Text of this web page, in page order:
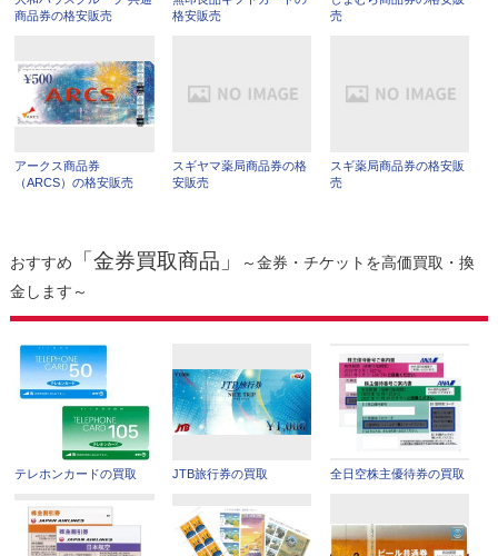
商品券の格安販売
格安販売
売
アークス商品券
（ARCS）の格安販売
スギヤマ薬局商品券の格
安販売
スギ薬局商品券の格安販
売
おすすめ 「金券買取商品」
～金券・チケットを高価買取・換
金します～
テレホンカードの買取 JTB旅行券の買取 全日空株主優待券の買取